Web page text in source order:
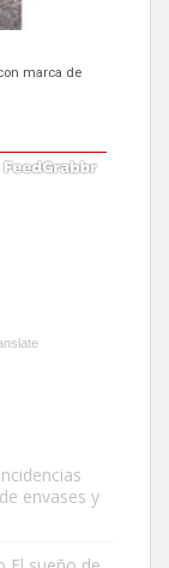
de la zona los
de un mes,
envases y